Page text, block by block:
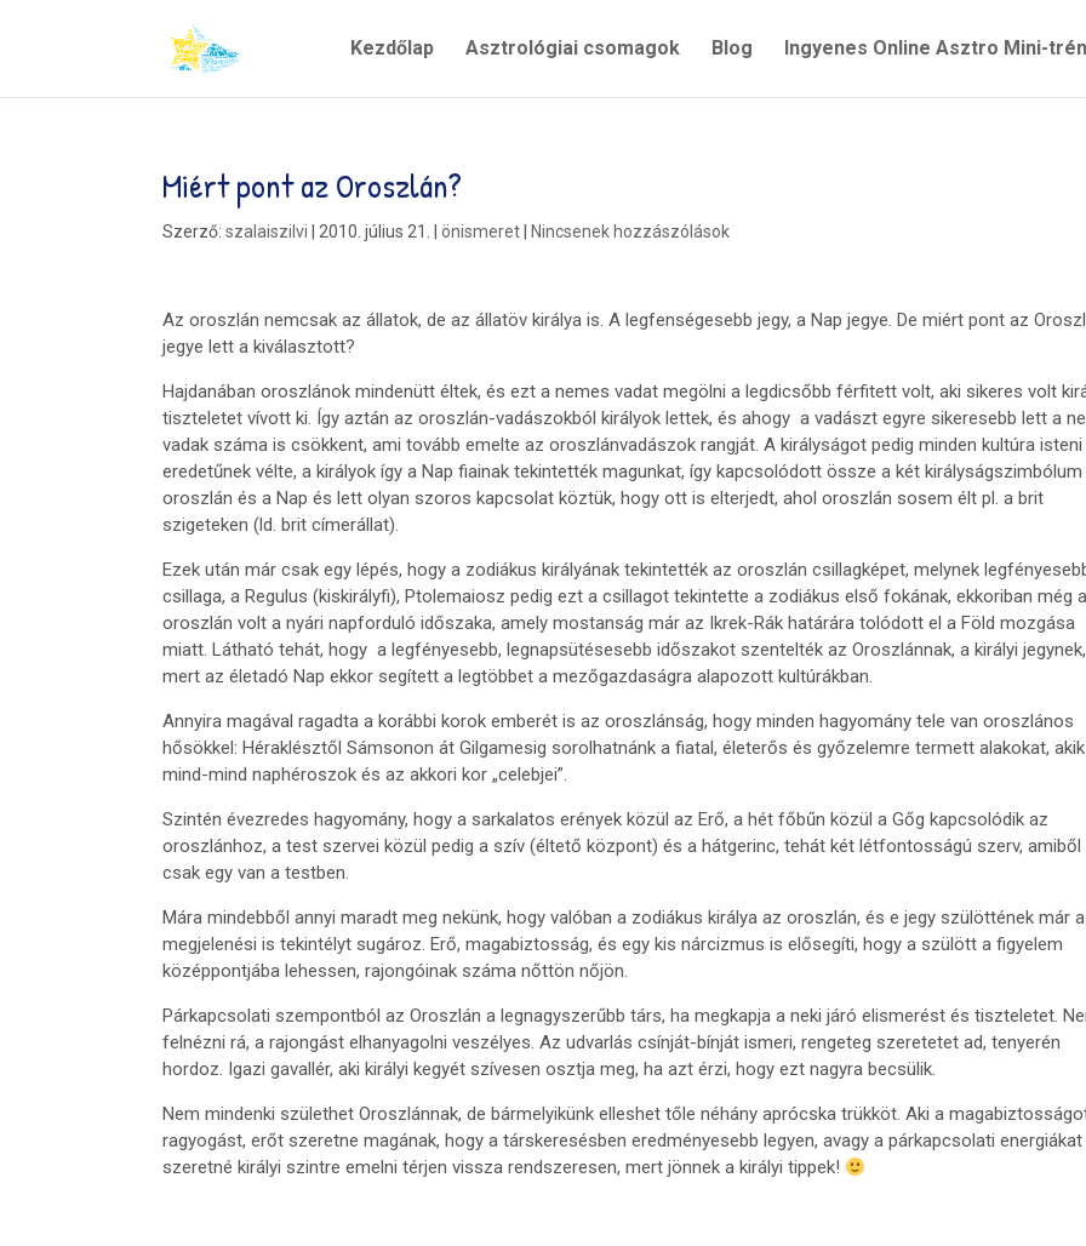
Kezdőlap Asztrológiai csomagok Blog Ingyenes Online Asztro Mini-
Miért pont az Oroszlán?
Szerző:szalaiszilvi 2010. július 21. |önismeret Nincsenek hozzászólások
Az oroszlán nemcsak az állatok, de az állatöv királya is. A legfenségesebb jegy, a Nap jegye. De miért pont az
jegye lett a kiválasztott?
Hajdanában oroszlánok mindenütt éltek, és ezt a nemes vadat megölni a legdicsőbb férfitett volt, aki sikeres volt
tiszteletet vívott ki. Így aztán az oroszlán-vadászokból királyok lettek, és ahogy a vadászt egyre sikeresebb lett a
vadak száma is csökkent, ami tovább emelte az oroszlánvadászok rangját. A királyságot pedig minden kultúra isteni
eredetűnek vélte, a királyok így a Nap fiainak tekintették magunkat, így kapcsolódott össze a két királyságszimbólum
oroszlán és a Nap és lett olyan szoros kapcsolat köztük, hogy ott is elterjedt, ahol oroszlán sosem élt pl. a brit
szigeteken (ld. brit címerállat).
Ezek után már csak egy lépés, hogy a zodiákus királyának tekintették az oroszlán csillagképet, melynek
csillaga, a Regulus (kiskirályfi), Ptolemaiosz pedig ezt a csillagot tekintette a zodiákus első fokának, ekkoriban még
oroszlán volt a nyári napforduló időszaka, amely mostanság már az Ikrek-Rák határára tolódott el a Föld mozgása
miatt. Látható tehát, hogy a legfényesebb, legnapsütésesebb időszakot szentelték az Oroszlánnak, a királyi jegynek,
mert az életadó Nap ekkor segített a legtöbbet a mezőgazdaságra alapozott kultúrákban.
Annyira magával ragadta a korábbi korok emberét is az oroszlánság, hogy minden hagyomány tele van oroszlános
hősökkel: Héraklésztől Sámsonon át Gilgamesig sorolhatnánk a fiatal, életerős és győzelemre termett alakokat, akik
mind-mind naphéroszok és az akkori kor „celebjei”.
Szintén évezredes hagyomány, hogy a sarkalatos erények közül az Erő, a hét főbűn közül a Gőg kapcsolódik az
oroszlánhoz, a test szervei közül pedig a szív (éltető központ) és a hátgerinc, tehát két létfontosságú szerv, amiből
csak egy van a testben.
Mára mindebből annyi maradt meg nekünk, hogy valóban a zodiákus királya az oroszlán, és e jegy szülöttének már a
megjelenési is tekintélyt sugároz. Erő, magabiztosság, és egy kis nárcizmus is elősegíti, hogy a szülött a figyelem
középpontjába lehessen, rajongóinak száma nőttön nőjön.
Párkapcsolati szempontból az Oroszlán a legnagyszerűbb társ, ha megkapja a neki járó elismerést és tiszteletet.
felnézni rá, a rajongást elhanyagolni veszélyes. Az udvarlás csínját-bínját ismeri, rengeteg szeretetet ad, tenyerén
hordoz. Igazi gavallér, aki királyi kegyét szívesen osztja meg, ha azt érzi, hogy ezt nagyra becsülik.
Nem mindenki születhet Oroszlánnak, de bármelyikünk elleshet tőle néhány aprócska trükköt. Aki a
ragyogást, erőt szeretne magának, hogy a társkeresésben eredményesebb legyen, avagy a párkapcsolati energiákat
szeretné királyi szintre emelni térjen vissza rendszeresen, mert jönnek a királyi tippek!